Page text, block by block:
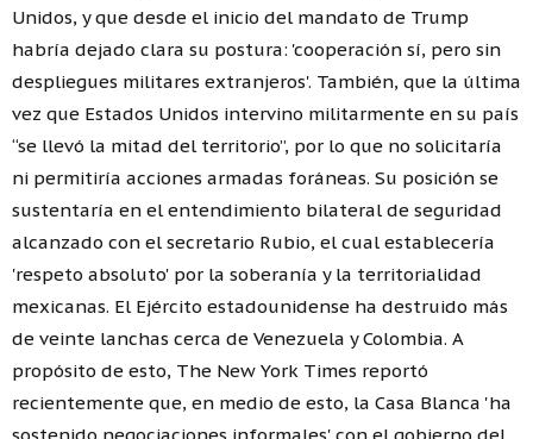
Unidos, y que desde el inicio del mandato de Trump
habría dejado clara su postura: 'cooperación sí, pero sin
despliegues militares extranjeros'. También, que la última
vez que Estados Unidos intervino militarmente en su país
“se llevó la mitad del territorio”, por lo que no solicitaría
ni permitiría acciones armadas foráneas. Su posición se
sustentaría en el entendimiento bilateral de seguridad
alcanzado con el secretario Rubio, el cual establecería
'respeto absoluto' por la soberanía y la territorialidad
mexicanas. El Ejército estadounidense ha destruido más
de veinte lanchas cerca de Venezuela y Colombia. A
propósito de esto, The New York Times reportó
recientemente que, en medio de esto, la Casa Blanca 'ha